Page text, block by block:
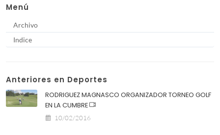
Menú
Archivo
Indice
Anteriores en Deportes
RODRIGUEZ MAGNASCO ORGANIZADOR TORNEO GOLF
EN LA CUMBRE
10/02/2016